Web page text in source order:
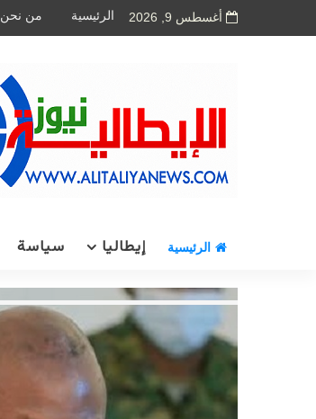
أغسطس 9, 2026 الرئيسية من نحن
الرئيسية إيطاليا سياسة